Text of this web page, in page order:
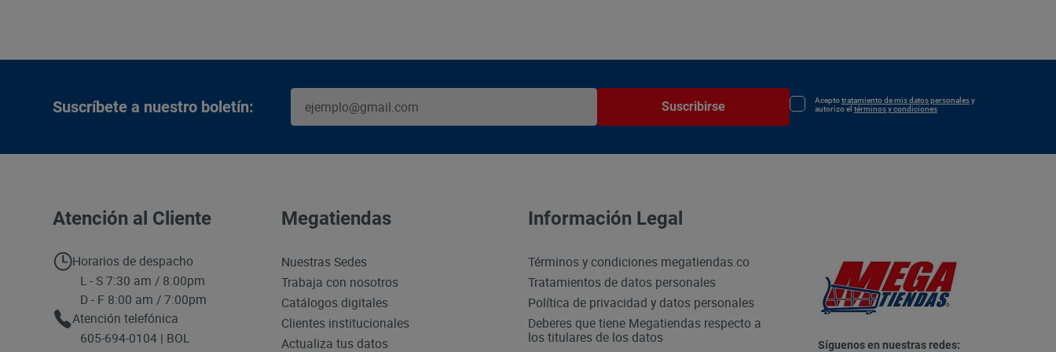
Suscríbete a nuestro boletín: Suscribirse Aceptotratamiento de mis datos personalesy
autorizo el términos y condiciones
Atención al Cliente
Horarios de despacho
L - S 7:30 am / 8:00pm
D - F 8:00 am / 7:00pm
Atención telefónica
605-694-0104 | BOL
Megatiendas
Nuestras Sedes
Trabaja con nosotros
Catálogos digitales
Clientes institucionales
Actualiza tus datos
Información Legal
Términos y condiciones megatiendas.co
Tratamientos de datos personales
Política de privacidad y datos personales
Deberes que tiene Megatiendas respecto a
los titulares de los datos
Síguenos en nuestras redes: